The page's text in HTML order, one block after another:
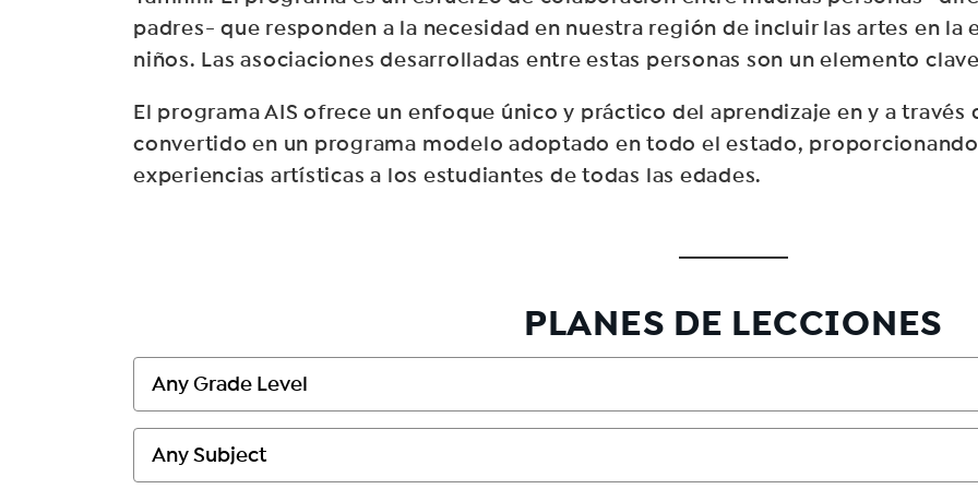
padres- que responden a la necesidad en nuestra región de incluir las artes en la
niños. Las asociaciones desarrolladas entre estas personas son un elemento
El programa AIS ofrece un enfoque único y práctico del aprendizaje en y a través
convertido en un programa modelo adoptado en todo el estado,
experiencias artísticas a los estudiantes de todas las edades.
PLANES DE LECCIONES